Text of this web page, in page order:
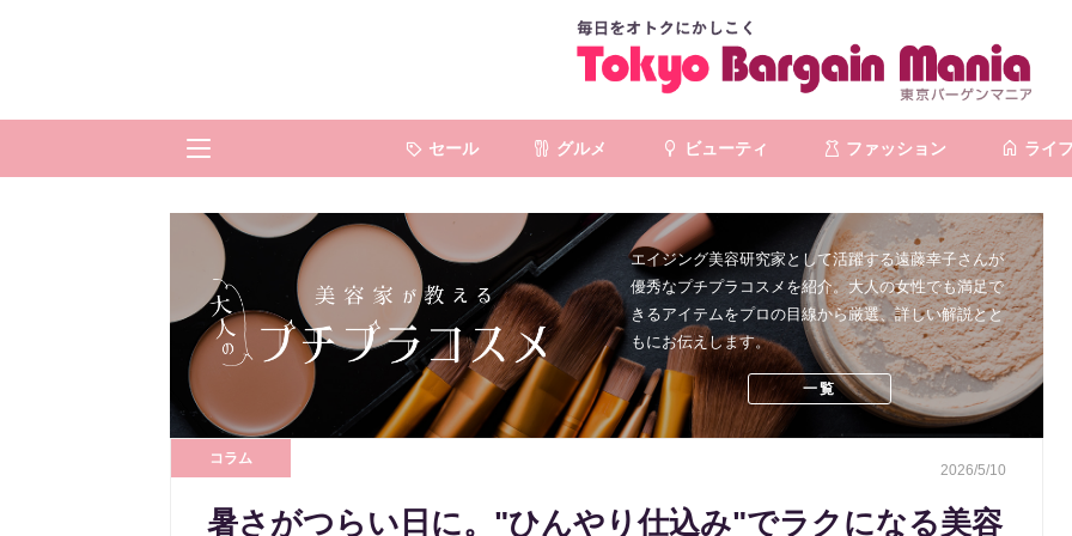
セール グルメ ビューティ ファッション ライフ
エイジング美容研究家として活躍する遠藤幸子さんが
優秀なプチプラコスメを紹介。大人の女性でも満足で
きるアイテムをプロの目線から厳選、詳しい解説とと
もにお伝えします。
一覧
コラム
2026/5/10
暑さがつらい日に。"ひんやり仕込み"でラクになる美容